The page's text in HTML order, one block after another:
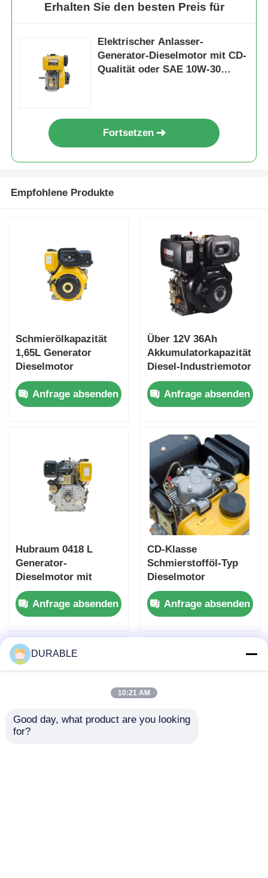
Erhalten Sie den besten Preis für
Elektrischer Anlasser-
Generator-Dieselmotor mit CD-
Qualität oder SAE 10W-30
Fortsetzen
Empfohlene Produkte
Schmierölkapazität
1,65L Generator
Dieselmotor
Luftgekühlter
Motortyp
Nennleistung 6KW
Anfrage absenden
Über 12V 36Ah
Akkumulatorkapazität
Diesel-Industriemotor
mit
Gesamtabmessungen
420×440×495 mm für
Stromversorgung
Anfrage absenden
Hubraum 0418 L
Generator-
Dieselmotor mit
Bohrung×Hub 86×72
mm und
Gesamtabmessung
ausgelegt für
Leistung
Anfrage absenden
CD-Klasse
Schmierstofföl-Typ
Dieselmotor
Industriemotor
Viertaktmotor Typ für
maximale Haltbarkeit
Anfrage absenden
DURABLE
10:21 AM
Good day, what product are you looking
for?